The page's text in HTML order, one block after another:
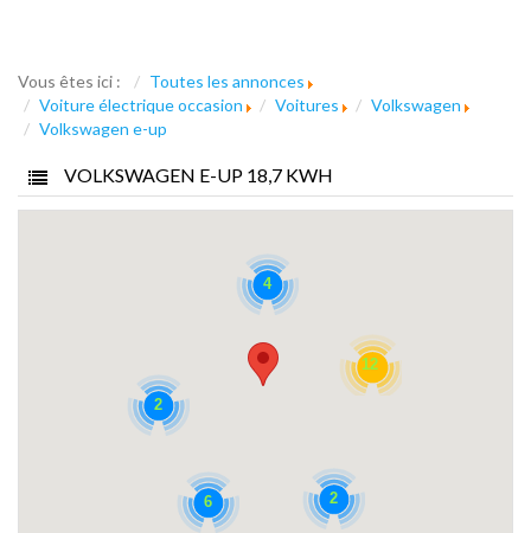
Vous êtes ici :
Toutes les annonces
Voiture électrique occasion
Voitures
Volkswagen
Volkswagen e-up
VOLKSWAGEN E-UP 18,7 KWH
12
2
2
6
4